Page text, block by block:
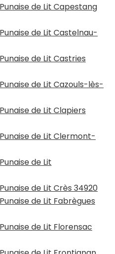
de Lit Capestang
de Lit Castelnau-
de Lit Castries
de Lit Cazouls-lès-
de Lit Clapiers
de Lit Clermont-
de Lit
de Lit Crès 34920
de Lit Fabrègues
de Lit Florensac